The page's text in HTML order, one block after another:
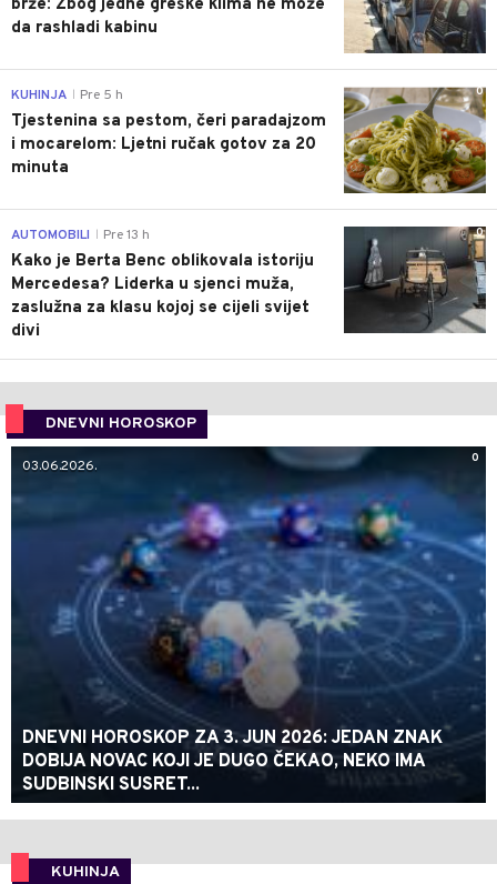
brže: Zbog jedne greške klima ne može
da rashladi kabinu
0
KUHINJA Pre 5 h
Tjestenina sa pestom, čeri paradajzom
i mocarelom: Ljetni ručak gotov za 20
minuta
0
AUTOMOBILI Pre 13 h
Kako je Berta Benc oblikovala istoriju
Mercedesa? Liderka u sjenci muža,
zaslužna za klasu kojoj se cijeli svijet
divi
DNEVNI HOROSKOP
0
03.06.2026.
DNEVNI HOROSKOP ZA 3. JUN 2026: JEDAN ZNAK
DOBIJA NOVAC KOJI JE DUGO ČEKAO, NEKO IMA
SUDBINSKI SUSRET...
KUHINJA